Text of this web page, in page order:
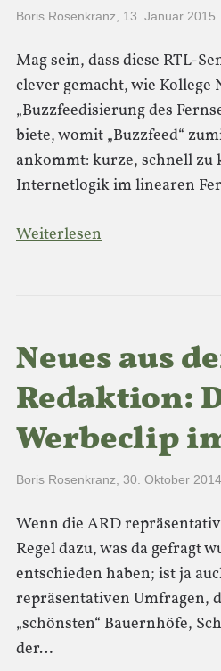
Boris Rosenkranz 13. Januar 2015
Mag sein, dass diese RTL-
clever gemacht, wie Kollege
„Buzzfeedisierung des
biete, womit „Buzzfeed“
ankommt: kurze, schnell zu
Internetlogik im linearen
Weiterlesen
Neues aus
Redaktion:
Werbeclip
Boris Rosenkranz 30. Oktober 2014
Wenn die ARD
Regel dazu, was da gefragt
entschieden haben; ist ja
repräsentativen Umfragen,
„schönsten“ Bauernhöfe,
der…